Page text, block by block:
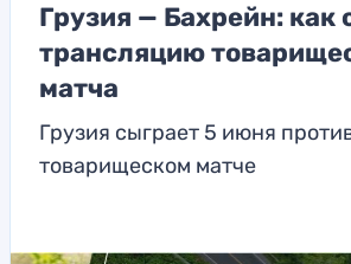
Грузия — Бахрейн: как
трансляцию
матча
Грузия сыграет 5 июня
товарищеском матче